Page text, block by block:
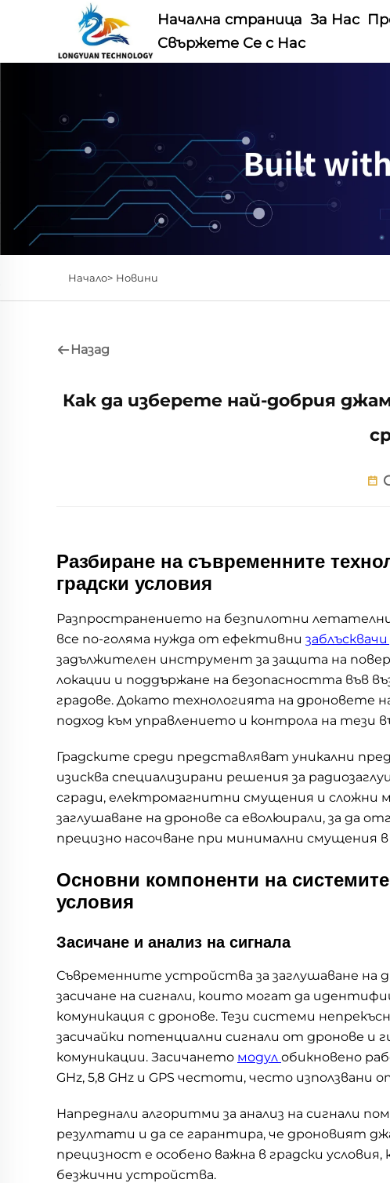
Начална страница За Нас
Свържете Се с Нас
Начало> Новини
Назад
Как да изберете най-добрия
Разбиране на съвременните
градски условия
Разпространението на безпилотни
все по-голяма нужда от ефективни
задължителен инструмент за защита на
локации и поддържане на безопасността във
градове. Докато технологията на дроновете
подход към управлението и контрола на тези
Градските среди представляват уникални
изисква специализирани решения за
сгради, електромагнитни смущения и сложни
заглушаване на дронове са еволюирали, за да
прецизно насочване при минимални смущения
Основни компоненти на
условия
Засичане и анализ на сигнала
Съвременните устройства за заглушаване на
засичане на сигнали, които могат да
комуникация с дронове. Тези системи
засичайки потенциални сигнали от дронове и
комуникации. Засичането модул обикновено
GHz, 5,8 GHz и GPS честоти, често използвани
Напреднали алгоритми за анализ на сигнали
резултати и да се гарантира, че дроновият
прецизност е особено важна в градски
безжични устройства.